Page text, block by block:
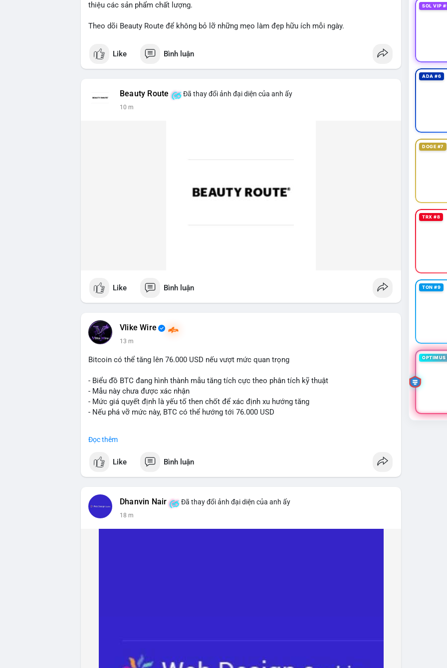
thiệu các sản phẩm chất lượng.
Theo dõi Beauty Route để không bỏ lỡ những mẹo làm đẹp hữu ích mỗi ngày.
Like Bình luận
Beauty Route Đã thay đổi ảnh đại diện của anh ấy
10 m
Like Bình luận
Vlike Wire
13 m
Bitcoin có thể tăng lên 76.000 USD nếu vượt mức quan trọng
- Biểu đồ BTC đang hình thành mẫu tăng tích cực theo phân tích kỹ thuật
- Mẫu này chưa được xác nhận
- Mức giá quyết định là yếu tố then chốt để xác định xu hướng tăng
- Nếu phá vỡ mức này, BTC có thể hướng tới 76.000 USD
#vlikevn #titanbot
📰 Nguồn: CoinDesk
Đọc thêm
Like Bình luận
Dhanvin Nair Đã thay đổi ảnh đại diện của anh ấy
18 m
SOL VIP
ADA #6
DOGE #7
TRX #8
TON #9
OPTIMUS